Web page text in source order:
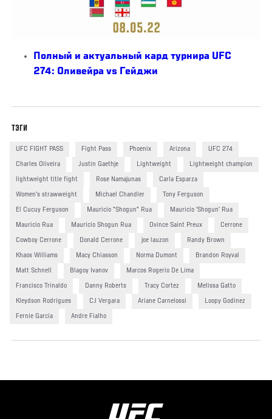
Полный и актуальный кард турнира UFC
274: Оливейра vs Гейджи
ТЭГИ
UFC FIGHT PASS Fight Pass Phoenix Arizona UFC 274
Charles Oliveira Justin Gaethje Lightweight Lightweight champion
lightweight title fight Rose Namajunas Carla Esparza
Women's strawweight Michael Chandler Tony Ferguson
El Cucuy Ferguson Mauricio "Shogun" Rua Mauricio 'Shogun' Rua
Mauricio Rua Mauricio Shogun Rua Ovince Saint Preux Cerrone
Cowboy Cerrone Donald Cerrone joe lauzon Randy Brown
Khaos Williams Macy Chiasson Norma Dumont Brandon Royval
Matt Schnell Blagoy Ivanov Marcos Rogerio De Lima
Francisco Trinaldo Danny Roberts Tracy Cortez Melissa Gatto
Kleydson Rodrigues CJ Vergara Ariane Carnelossi Loopy Godinez
Fernie Garcia Andre Fialho